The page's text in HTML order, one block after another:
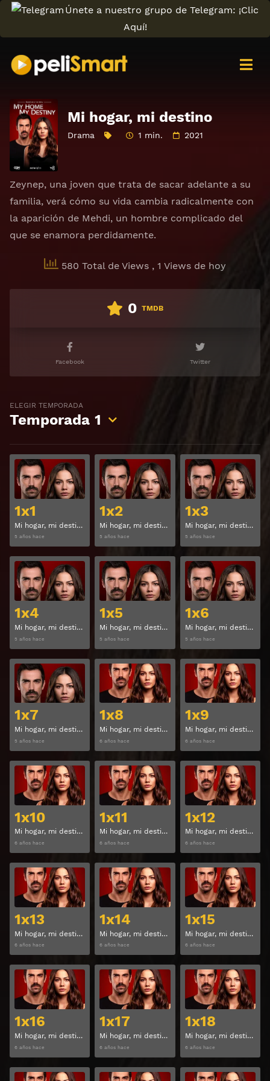
Únete a nuestro grupo de Telegram: ¡Clic
Aquí!
Mi hogar, mi destino
Drama 1 min. 2021
Zeynep, una joven que trata de sacar adelante a su
familia, verá cómo su vida cambia radicalmente con
la aparición de Mehdi, un hombre complicado del
que se enamora perdidamente.
580 Total de Views , 1 Views de hoy
0 TMDB
Facebook Twitter
ELEGIR TEMPORADA
Temporada 1
1x1
Mi hogar, mi destino Temporada 1 Capitulo 1
5 años hace
Ver
1x2
Mi hogar, mi destino Temporada 1 Capitulo 2
5 años hace
Ver
1x3
Mi hogar, mi destino Temporada 1 Capitulo 3
5 años hace
1x4
Mi hogar, mi destino Temporada 1 Capitulo 4
5 años hace
Ver
1x5
Mi hogar, mi destino Temporada 1 Capitulo 5
5 años hace
Ver
1x6
Mi hogar, mi destino Temporada 1 Capitulo 6
5 años hace
1x7
Mi hogar, mi destino Temporada 1 Capitulo 7
5 años hace
Ver
1x8
Mi hogar, mi destino Temporada 1 Capitulo 8
6 años hace
Ver
1x9
Mi hogar, mi destino Temporada 1 Capitulo 9
6 años hace
1x10
Mi hogar, mi destino Temporada 1 Capitulo 10
6 años hace
Ver
1x11
Mi hogar, mi destino Temporada 1 Capitulo 11
6 años hace
Ver
1x12
Mi hogar, mi destino Temporada 1 Capitulo 12
6 años hace
1x13
Mi hogar, mi destino Temporada 1 Capitulo 13
6 años hace
Ver
1x14
Mi hogar, mi destino Temporada 1 Capitulo 14
6 años hace
Ver
1x15
Mi hogar, mi destino Temporada 1 Capitulo 15
6 años hace
1x16
Mi hogar, mi destino Temporada 1 Capitulo 16
6 años hace
Ver
1x17
Mi hogar, mi destino Temporada 1 Capitulo 17
6 años hace
Ver
1x18
Mi hogar, mi destino Temporada 1 Capitulo 18
6 años hace
Ver Ver